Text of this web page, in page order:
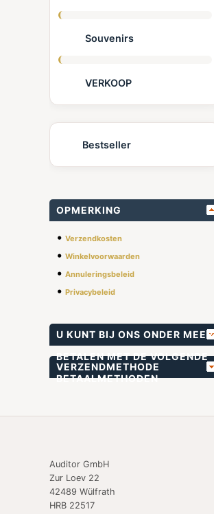
Souvenirs
VERKOOP
Bestseller
OPMERKING
• Verzendkosten
• Winkelvoorwaarden
• Annuleringsbeleid
• Privacybeleid
U KUNT BIJ ONS ONDER MEER
BETALEN MET DE VOLGENDE
BETAALMETHODEN
VERZENDMETHODE
Auditor GmbH
Zur Loev 22
42489 Wülfrath
HRB 22517